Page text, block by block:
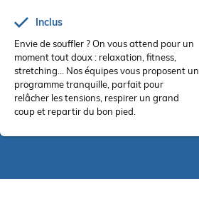
Inclus
Envie de souffler ? On vous attend pour un
moment tout doux : relaxation, fitness,
stretching… Nos équipes vous proposent un
programme tranquille, parfait pour
relâcher les tensions, respirer un grand
coup et repartir du bon pied.